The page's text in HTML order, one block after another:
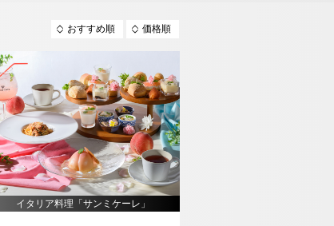
イタリア料理「サンミケーレ」